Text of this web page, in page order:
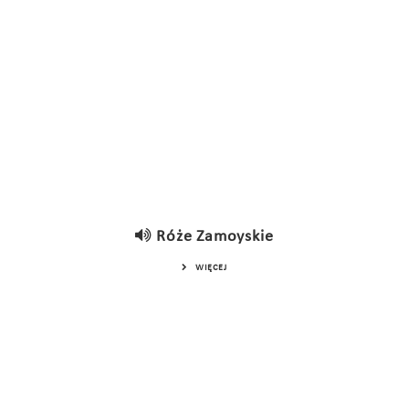
Róże Zamoyskie
WIĘCEJ